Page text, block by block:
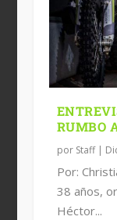
ENDURO
XPILOTS
RUMBO
por Staff|
Por:
38 años,
Héctor...